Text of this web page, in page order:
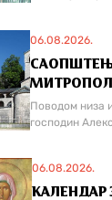
06.08.2026.
Поводом низа
господин
06.08.2026.
КАЛЕНДАР